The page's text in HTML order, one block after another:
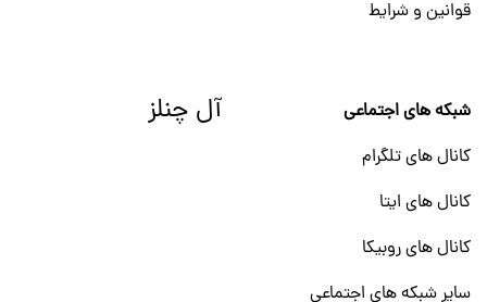
قوانین و شرایط
شبکه های اجتماعی
کانال های تلگرام
کانال های ایتا
کانال های روبیکا
سایر شبکه های اجتماعی
آل چنلز